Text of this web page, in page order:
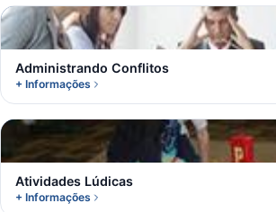
A
Administrando Conflitos
+ Informações
A
Atividades Lúdicas
+ Informações